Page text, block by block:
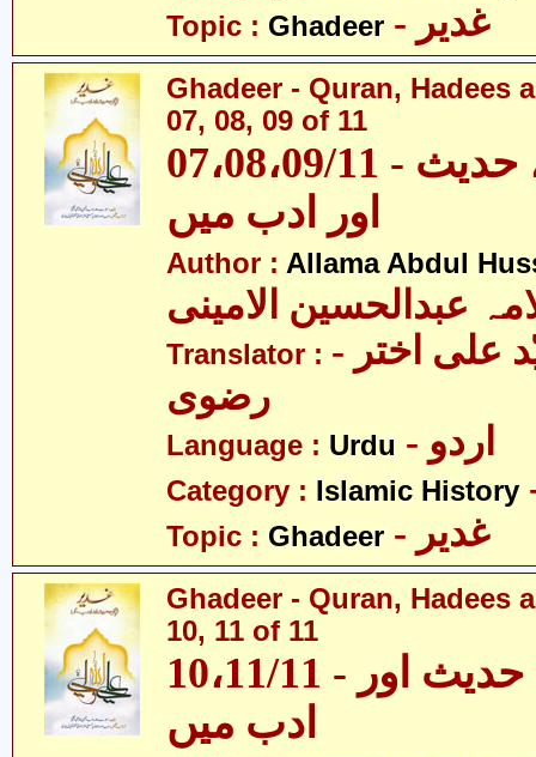
Topic : Ghadeer - غدیر
Ghadeer - Quran, Hadees
07, 08, 09 of 11
07،08،09/11 - غدیر - قرآن، حدیث
اور ادب میں
Author : Allama Abdul
عبدالحسین الامینی
Translator : - مولانا سیّد علی اختر
رضوی
Language : Urdu - اردو
Category : Islamic History
Topic : Ghadeer - غدیر
Ghadeer - Quran, Hadees
10, 11 of 11
10،11/11 - غدیر - قرآن، حدیث اور
ادب میں